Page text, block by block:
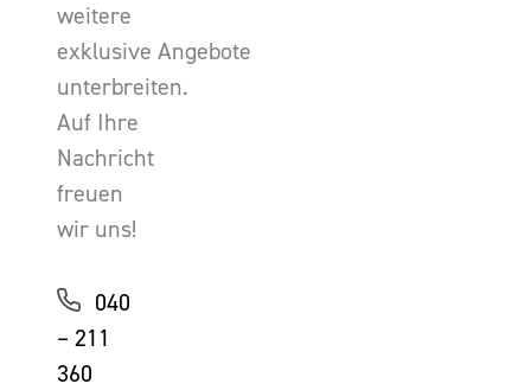
weitere
exklusive Angebote
unterbreiten.
Auf Ihre
Nachricht
freuen
wir uns!
040
– 211
360